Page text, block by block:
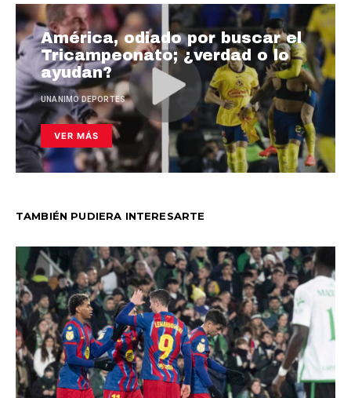
América, odiado por buscar el
Tricampeonato; ¿verdad o lo
ayudan?
UNANIMO DEPORTES
VER MÁS
TAMBIÉN PUDIERA INTERESARTE